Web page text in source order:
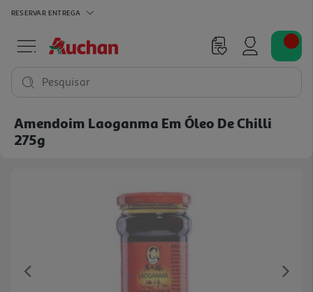
RESERVAR ENTREGA
Pesquisar
Amendoim Laoganma Em Óleo De Chilli
275g
Previous